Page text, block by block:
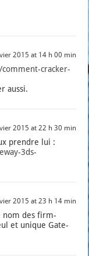
2015 at 14 h 00 min
cracker-
aus­si.
2015 at 22 h 30 min
prendre lui :
3ds-
2015 at 23 h 14 min
nom des firm­
et unique Gate­